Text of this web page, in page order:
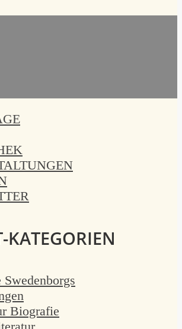
KATEGORIEN
Biografie